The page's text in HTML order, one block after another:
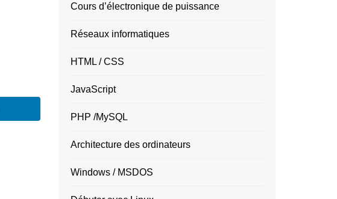
Cours d’électronique de puissance
Réseaux informatiques
HTML / CSS
JavaScript
PHP /MySQL
Architecture des ordinateurs
Windows / MSDOS